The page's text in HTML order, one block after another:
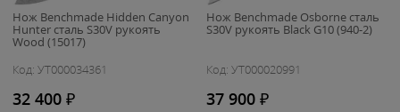
Нож Benchmade Hidden Canyon
Hunter сталь S30V рукоять
Wood (15017)
Код: УТ000034361
32 400 ₽
Нож Benchmade Osborne сталь
S30V рукоять Black G10 (940-2)
Код: УТ000020991
37 900 ₽